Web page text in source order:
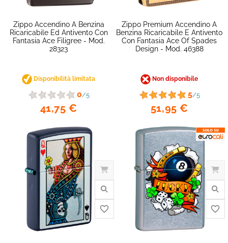
Zippo Accendino A Benzina
Ricaricabile Ed Antivento Con
Fantasia Ace Filigree - Mod.
28323
Disponibilità limitata
0/5
41,75 €
Zippo Premium Accendino A
Benzina Ricaricabile E Antivento
Con Fantasia Ace Of Spades
Design - Mod. 46388
Non disponibile
5/5
51,95 €